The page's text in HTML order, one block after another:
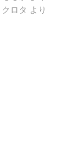
クロタ より